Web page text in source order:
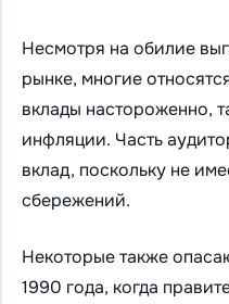
Несмотря на обилие
рынке, многие
вклады настороженно,
инфляции. Часть
вклад, поскольку не
сбережений.
Некоторые также
1990 года, когда